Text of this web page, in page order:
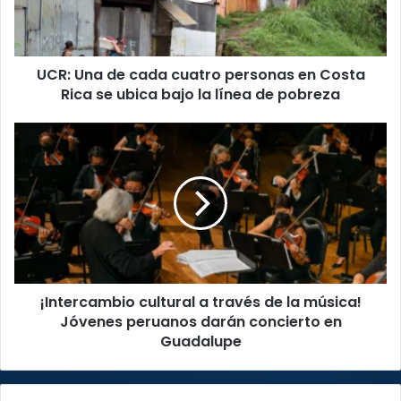
en
Costa
Rica
pobreza
UCR: Una de cada cuatro personas en Costa
Rica se ubica bajo la línea de pobreza
¡Intercambio
cultural
través
de
la
música!
Jóvenes
peruanos
darán
concierto
¡Intercambio cultural a través de la música!
Jóvenes peruanos darán concierto en
Guadalupe